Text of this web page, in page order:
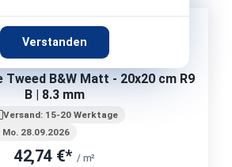
Verstanden
möglich
Tweed B&W Matt - 20x20 cm R9
B | 8.3 mm
Versand: 15-20 Werktage
28.09.2026
42,74 €* / m²